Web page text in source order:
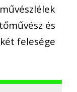
és
felesége